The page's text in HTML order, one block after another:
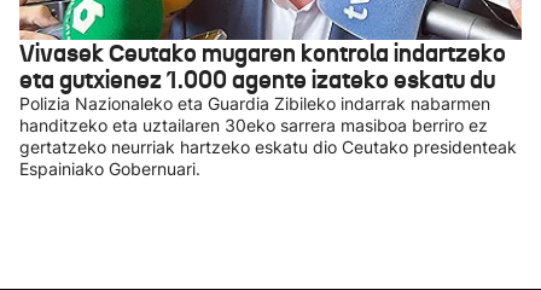
Vivasek Ceutako mugaren kontrola indartzeko
eta gutxienez 1.000 agente izateko eskatu du
Polizia Nazionaleko eta Guardia Zibileko indarrak nabarmen
handitzeko eta uztailaren 30eko sarrera masiboa berriro ez
gertatzeko neurriak hartzeko eskatu dio Ceutako presidenteak
Espainiako Gobernuari.